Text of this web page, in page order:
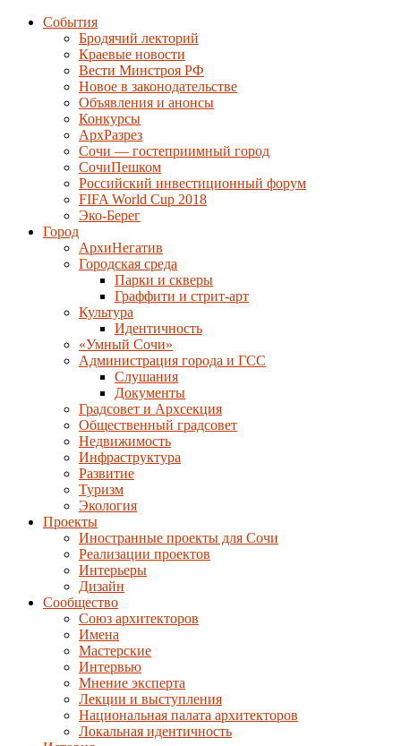
События
Бродячий лекторий
Краевые новости
Вести Минстроя РФ
Новое в законодательстве
Объявления и анонсы
Конкурсы
АрхРазрез
Сочи — гостеприимный город
СочиПешком
Российский инвестиционный форум
FIFA World Cup 2018
Эко-Берег
Город
АрхиНегатив
Городская среда
Парки и скверы
Граффити и стрит-арт
Культура
Идентичность
«Умный Сочи»
Администрация города и ГСС
Слушания
Документы
Градсовет и Архсекция
Общественный градсовет
Недвижимость
Инфраструктура
Развитие
Туризм
Экология
Проекты
Иностранные проекты для Сочи
Реализации проектов
Интерьеры
Дизайн
Сообщество
Союз архитекторов
Имена
Мастерские
Интервью
Мнение эксперта
Лекции и выступления
Национальная палата архитекторов
Локальная идентичность